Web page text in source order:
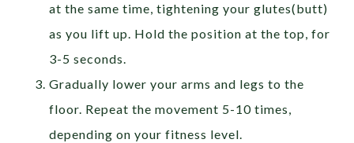
at the same time, tightening your glutes(butt)
as you lift up. Hold the position at the top, for
3-5 seconds.
Gradually lower your arms and legs to the
floor. Repeat the movement 5-10 times,
depending on your fitness level.